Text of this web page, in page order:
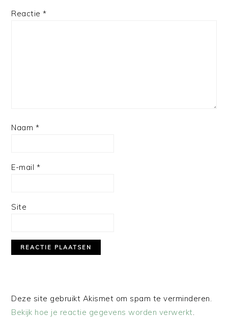
4
3
2
1
Reactie*
Naam *
E-mail *
Site
Deze site gebruikt Akismet om spam te verminderen.
Bekijk hoe je reactie gegevens worden verwerkt.